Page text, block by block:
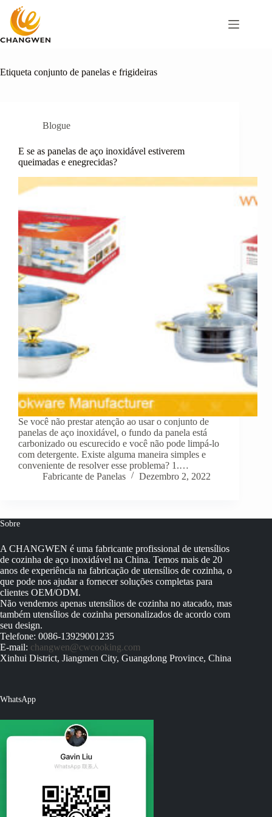
para
conteúdo
Etiqueta conjunto de panelas e frigideiras
Blogue
E se as panelas de aço inoxidável estiverem
queimadas e enegrecidas?
Se você não prestar atenção ao usar o conjunto de
panelas de aço inoxidável, o fundo da panela está
carbonizado ou escurecido e você não pode limpá-lo
com detergente. Existe alguma maneira simples e
conveniente de resolver esse problema? 1.…
Fabricante de Panelas
Dezembro 2, 2022
Sobre
A CHANGWEN é uma fabricante profissional de utensílios
de cozinha de aço inoxidável na China. Temos mais de 20
anos de experiência na fabricação de utensílios de cozinha, o
que pode nos ajudar a fornecer soluções completas para
clientes OEM/ODM.
Não vendemos apenas utensílios de cozinha no atacado, mas
também utensílios de cozinha personalizados de acordo com
seu design.
Telefone: 0086-13929001235
E-mail: changwen@cwcooking.com
Xinhui District, Jiangmen City, Guangdong Province, China
WhatsApp